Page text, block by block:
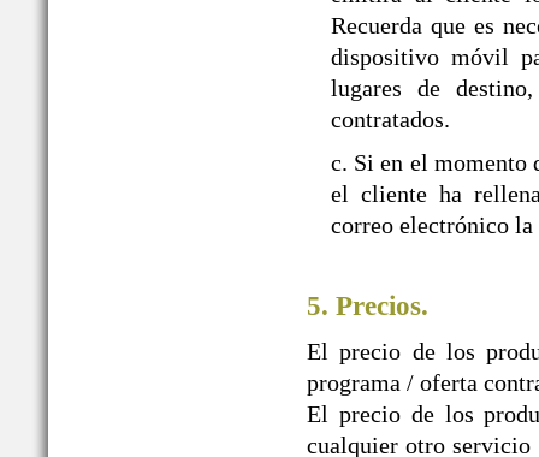
Recuerda que es
dispositivo móvil
lugares de
contratados.
c. Si en el momento
el cliente ha
correo electrónico la
5. Precios.
El precio de los
programa / oferta
El precio de los
cualquier otro servicio